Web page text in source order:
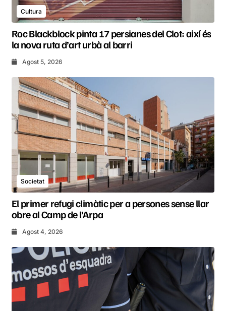
Cultura
Roc Blackblock pinta 17 persianes del Clot: així és
la nova ruta d’art urbà al barri
Agost 5, 2026
Societat
El primer refugi climàtic per a persones sense llar
obre al Camp de l’Arpa
Agost 4, 2026